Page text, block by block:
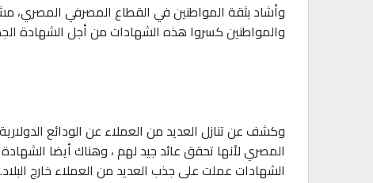
والمواطنين كسروا هذه الشهادات من أجل الشهادة الجديدة و50% شهادات
الشهادات عملت على جذب العديد من العملاء خارج البلاد.